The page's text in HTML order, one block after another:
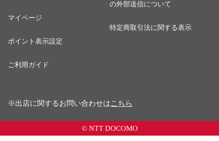
マイページ
ポイント表示設定
ご利用ガイド
の外部送信について
特定商取引法に関する表示
※出店に関するお問い合わせはこちら
© NTT DOCOMO